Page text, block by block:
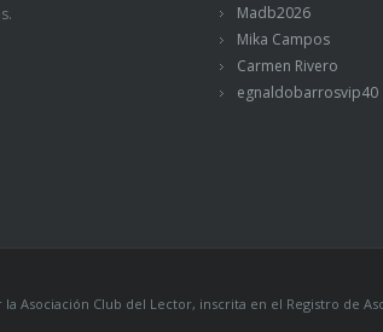
Madb2026
Mika Campos
Carmen Rivero
egnaldobarrosvip40
Asociación Club del Lector, inscrita en el Registro de